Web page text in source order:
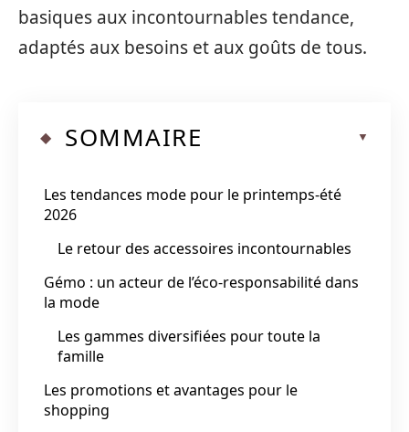
basiques aux incontournables tendance,
adaptés aux besoins et aux goûts de tous.
SOMMAIRE
Les tendances mode pour le printemps-été
2026
Le retour des accessoires incontournables
Gémo : un acteur de l’éco-responsabilité dans
la mode
Les gammes diversifiées pour toute la
famille
Les promotions et avantages pour le
shopping